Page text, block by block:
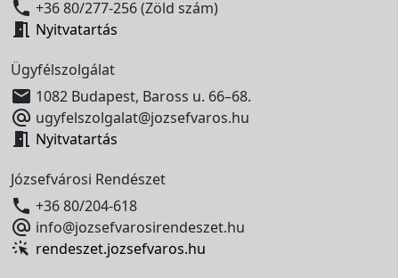
 +36 80/277-256 (Zöld szám)
 Nyitvatartás
Ügyfélszolgálat
 1082 Budapest, Baross u. 66–68.
 ugyfelszolgalat@jozsefvaros.hu
 Nyitvatartás
Józsefvárosi Rendészet
 +36 80/204-618
 info@jozsefvarosirendeszet.hu
rendeszet.jozsefvaros.hu